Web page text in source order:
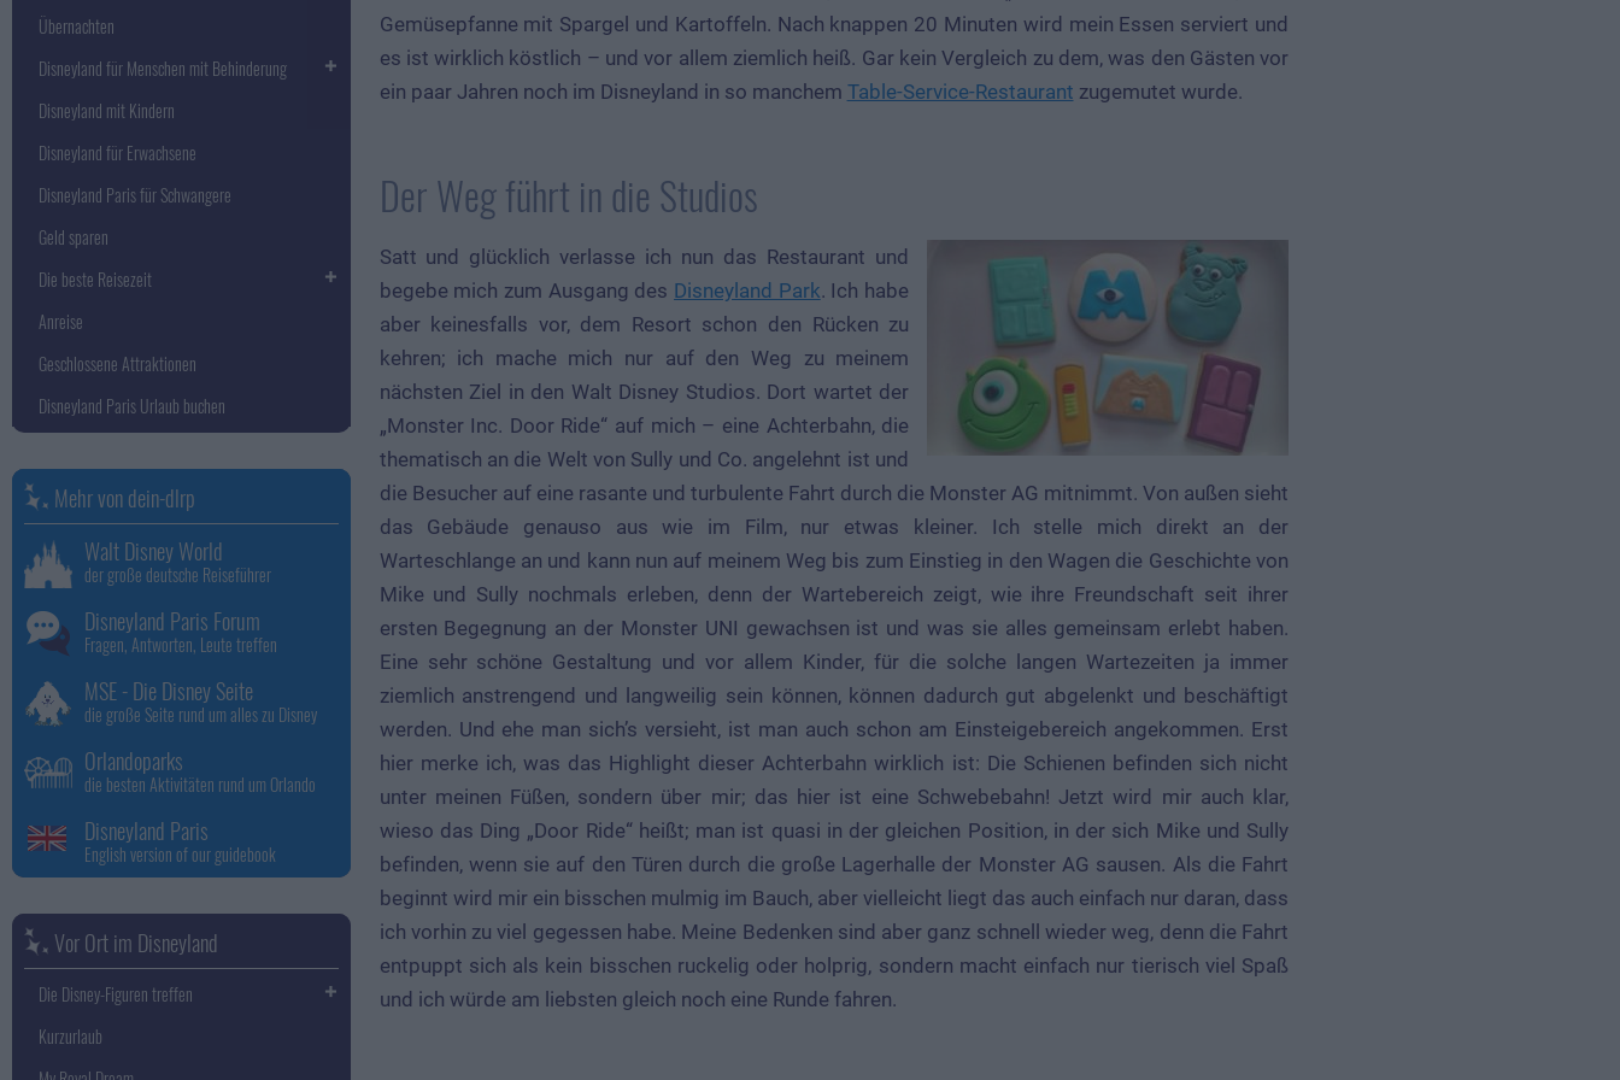
Gemüsepfanne mit Spargel und Kartoffeln. Nach knappen 20 Minuten wird mein Essen serviert und
es ist wirklich köstlich – und vor allem ziemlich heiß. Gar kein Vergleich zu dem, was den Gästen vor
ein paar Jahren noch im Disneyland in so manchem Table-Service-Restaurant zugemutet wurde.
Der Weg führt in die Studios
Satt und glücklich verlasse ich nun das Restaurant und
begebe mich zum Ausgang des Disneyland Park. Ich habe
aber keinesfalls vor, dem Resort schon den Rücken zu
kehren; ich mache mich nur auf den Weg zu meinem
nächsten Ziel in den Walt Disney Studios. Dort wartet der
„Monster Inc. Door Ride“ auf mich – eine Achterbahn, die
thematisch an die Welt von Sully und Co. angelehnt ist und
die Besucher auf eine rasante und turbulente Fahrt durch die Monster AG mitnimmt. Von außen sieht
das Gebäude genauso aus wie im Film, nur etwas kleiner. Ich stelle mich direkt an der
Warteschlange an und kann nun auf meinem Weg bis zum Einstieg in den Wagen die Geschichte von
Mike und Sully nochmals erleben, denn der Wartebereich zeigt, wie ihre Freundschaft seit ihrer
ersten Begegnung an der Monster UNI gewachsen ist und was sie alles gemeinsam erlebt haben.
Eine sehr schöne Gestaltung und vor allem Kinder, für die solche langen Wartezeiten ja immer
ziemlich anstrengend und langweilig sein können, können dadurch gut abgelenkt und beschäftigt
werden. Und ehe man sich’s versieht, ist man auch schon am Einsteigebereich angekommen. Erst
hier merke ich, was das Highlight dieser Achterbahn wirklich ist: Die Schienen befinden sich nicht
unter meinen Füßen, sondern über mir; das hier ist eine Schwebebahn! Jetzt wird mir auch klar,
wieso das Ding „Door Ride“ heißt; man ist quasi in der gleichen Position, in der sich Mike und Sully
befinden, wenn sie auf den Türen durch die große Lagerhalle der Monster AG sausen. Als die Fahrt
beginnt wird mir ein bisschen mulmig im Bauch, aber vielleicht liegt das auch einfach nur daran, dass
ich vorhin zu viel gegessen habe. Meine Bedenken sind aber ganz schnell wieder weg, denn die Fahrt
entpuppt sich als kein bisschen ruckelig oder holprig, sondern macht einfach nur tierisch viel Spaß
und ich würde am liebsten gleich noch eine Runde fahren.
Übernachten
Disneyland für Menschen mit Behinderung
Disneyland mit Kindern
Disneyland für Erwachsene
Disneyland Paris für Schwangere
Geld sparen
Die beste Reisezeit
Anreise
Geschlossene Attraktionen
Disneyland Paris Urlaub buchen
Mehr von dein-dlrp
Walt Disney World
der große deutsche Reiseführer
Disneyland Paris Forum
Fragen, Antworten, Leute treffen
MSE - Die Disney Seite
die große Seite rund um alles zu Disney
Orlandoparks
die besten Aktivitäten rund um Orlando
Disneyland Paris
English version of our guidebook
Vor Ort im Disneyland
Die Disney-Figuren treffen
Kurzurlaub